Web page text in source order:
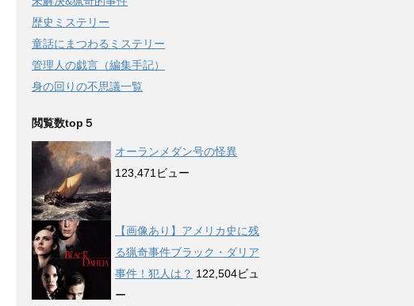
歴史ミステリー
童話にまつわるミステリー
管理人の戯言（編集手記）
身の回りの不思議一覧
閲覧数top５
オーランメダン号の怪異
123,471ビュー
【画像あり】アメリカ史に残
る猟奇事件ブラック・ダリア
事件！犯人は？ 122,504ビュ
ー